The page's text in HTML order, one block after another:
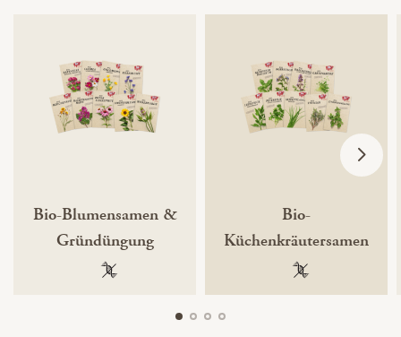
Bio-Blumensamen &
Gründüngung
100 % gentechnikfrei
Bio-
Küchenkräutersamen
100 %